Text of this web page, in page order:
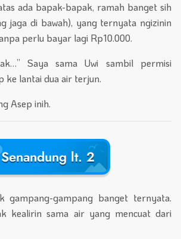
ada bapak-bapak, ramah banget sih
jaga di bawah), yang ternyata ngizinin
perlu bayar lagi Rp10.000.
Saya sama Uwi sambil permisi
ke lantai dua air terjun.
Asep inih.
Senandung lt. 2
gampang-gampang banget ternyata.
kealirin sama air yang mencuat dari